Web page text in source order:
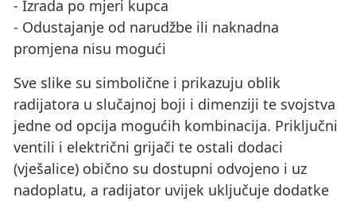
- Izrada po mjeri kupca
- Odustajanje od narudžbe ili naknadna
promjena nisu mogući
Sve slike su simbolične i prikazuju oblik
radijatora u slučajnoj boji i dimenziji te svojstva
jedne od opcija mogućih kombinacija. Priključni
ventili i električni grijači te ostali dodaci
(vješalice) obično su dostupni odvojeno i uz
nadoplatu, a radijator uvijek uključuje dodatke